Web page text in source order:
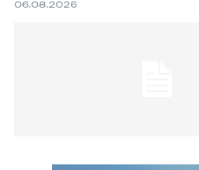
06.08.2026